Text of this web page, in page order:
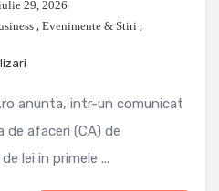
29, 2026
, Evenimente & Stiri ,
anunta, intr-un comunicat
de afaceri (CA) de
lei in primele ...